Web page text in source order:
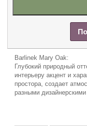
Barlinek Mary Oak:
Глубокий природный
интерьеру акцент и
простора, создает
разными